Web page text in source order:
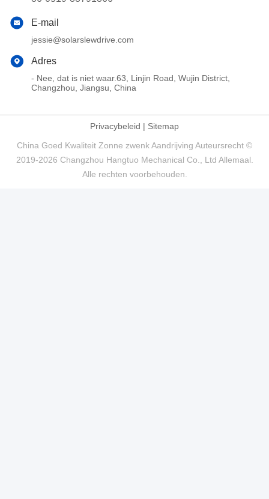
E-mail
jessie@solarslewdrive.com
Adres
- Nee, dat is niet waar.63, Linjin Road, Wujin District,
Changzhou, Jiangsu, China
Privacybeleid | Sitemap
China Goed Kwaliteit Zonne zwenk Aandrijving Auteursrecht ©
2019-2026 Changzhou Hangtuo Mechanical Co., Ltd Allemaal.
Alle rechten voorbehouden.